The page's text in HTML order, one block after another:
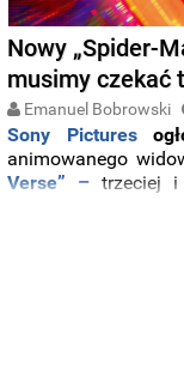
Nowy „Spider-
musimy czekać
Emanuel Bobrowski
Sony Pictures
animowanego
Verse” – trzeciej i